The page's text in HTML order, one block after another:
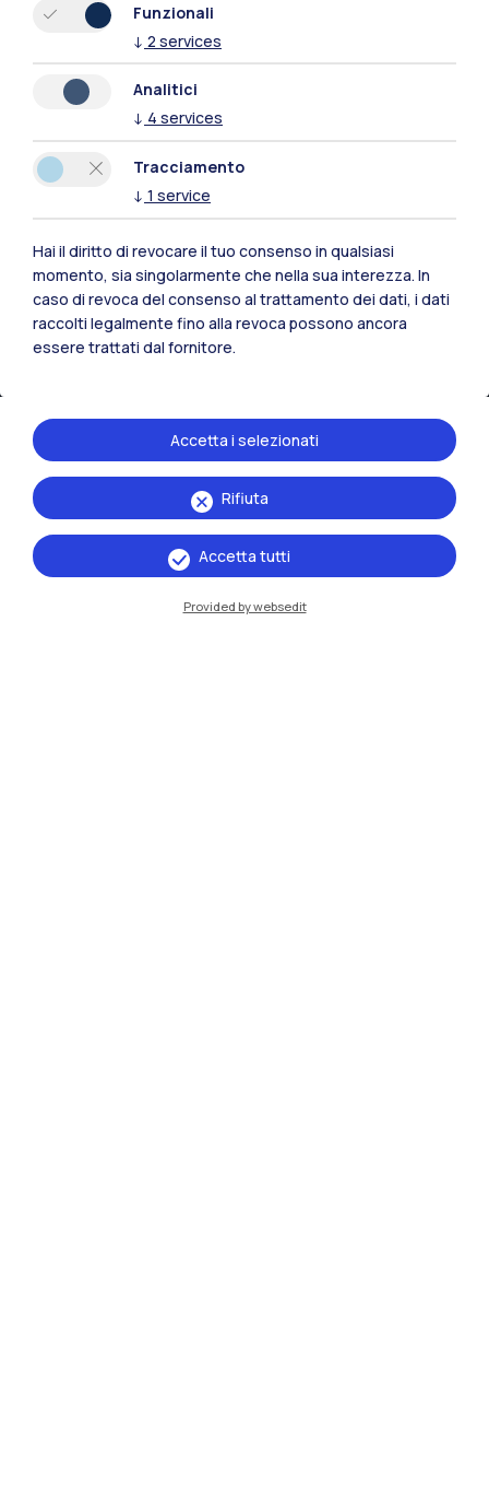
Polimi Community
Tutti i siti dell’ecosistema
IT EN
Funzionali
↓ 2 services
Analitici
↓ 4 services
Tracciamento
↓ 1 service
Hai il diritto di revocare il tuo consenso in qualsiasi
momento, sia singolarmente che nella sua interezza. In
caso di revoca del consenso al trattamento dei dati, i dati
raccolti legalmente fino alla revoca possono ancora
essere trattati dal fornitore.
Rifiuta
Accetta i selezionati
Accetta tutti
Provided by websedit